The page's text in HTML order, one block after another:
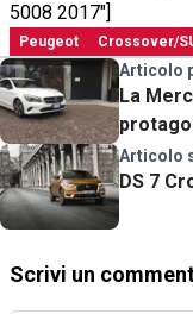
5008 2017"]
Peugeot Crossover/
Articolo
La
Articolo
DS 7
Scrivi un